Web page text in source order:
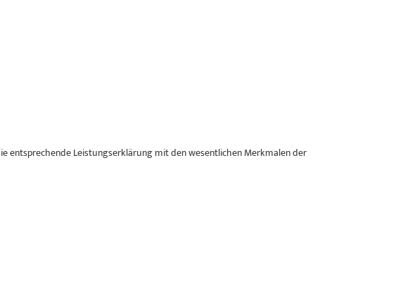
entsprechende Leistungserklärung mit den wesentlichen Merkmalen der